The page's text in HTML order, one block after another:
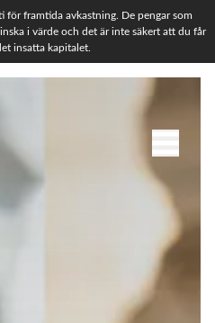
för framtida avkastning. De pengar som
i värde och det är inte säkert att du får
insatta kapitalet.